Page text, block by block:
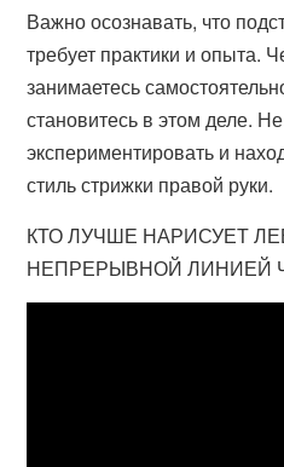
Важно осознавать, что
требует практики и опыта.
занимаетесь
становитесь в этом деле.
экспериментировать и
стиль стрижки правой руки.
КТО ЛУЧШЕ НАРИСУЕТ
НЕПРЕРЫВНОЙ ЛИНИЕЙ